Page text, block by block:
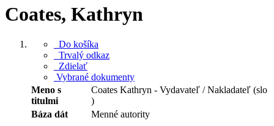
Coates, Kathryn
Do košíka
Trvalý odkaz
Zdielať
Vybrané dokumenty
Meno s
titulmi
Coates Kathryn - Vydavateľ / Nakladateľ (slo
)
Báza dát
Menné autority